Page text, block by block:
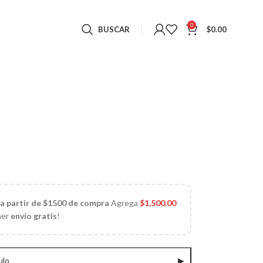
BUSCAR 0 $0.00
partir de $1500 de compra Agrega$1,500.00
envío gratis!
▶